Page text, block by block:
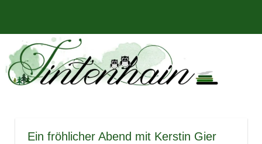
springen
Tintenhain
–
Der
Rezensionen
und
mehr
Ein fröhlicher Abend mit Kerstin Gier